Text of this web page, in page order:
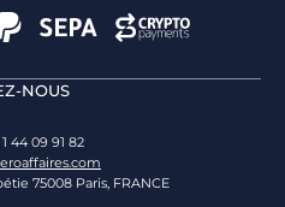
NOUS
44 09 91 82
75008 Paris, FRANCE